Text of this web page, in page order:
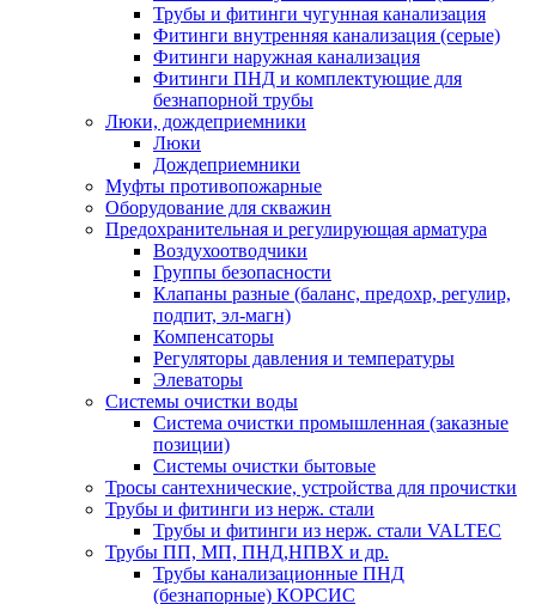
Трубы и фитинги чугунная канализация
Фитинги внутренняя канализация (серые)
Фитинги наружная канализация
Фитинги ПНД и комплектующие для
безнапорной трубы
Люки, дождеприемники
Люки
Дождеприемники
Муфты противопожарные
Оборудование для скважин
Предохранительная и регулирующая арматура
Воздухоотводчики
Группы безопасности
Клапаны разные (баланс, предохр, регулир,
подпит, эл-магн)
Компенсаторы
Регуляторы давления и температуры
Элеваторы
Системы очистки воды
Система очистки промышленная (заказные
позиции)
Системы очистки бытовые
Тросы сантехнические, устройства для прочистки
Трубы и фитинги из нерж. стали
Трубы и фитинги из нерж. стали VALTEC
Трубы ПП, МП, ПНД,НПВХ и др.
Трубы канализационные ПНД
(безнапорные) КОРСИС